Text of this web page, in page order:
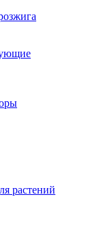
растений